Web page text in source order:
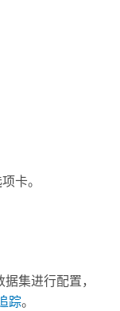
卡。
集进行配置，
踪。